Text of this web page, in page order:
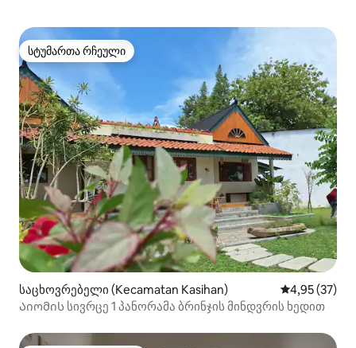
სტუმართა რჩეული
სტუმართა რჩეული
საცხოვრებელი (Kecamatan Kasihan) საშუალო
4,95 (37)
Აიომის სივრცე 1 პანორამა ბრინჯის მინდვრის ხედით